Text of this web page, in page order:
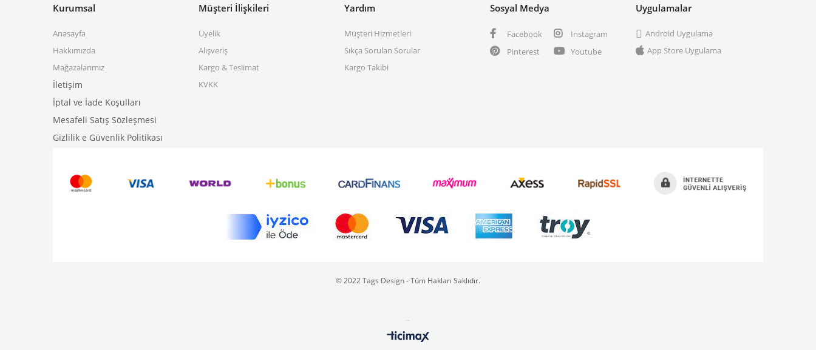
Kurumsal
Anasayfa
Hakkımızda
Mağazalarımız
İletişim
İptal ve İade Koşulları
Mesafeli Satış Sözleşmesi
Gizlilik e Güvenlik Politikası
Müşteri İlişkileri
Üyelik
Alışveriş
Kargo & Teslimat
KVKK
Yardım
Müşteri Hizmetleri
Sıkça Sorulan Sorular
Kargo Takibi
Sosyal Medya
Facebook
Instagram
Pinterest
Youtube
Uygulamalar
Android Uygulama
App Store Uygulama
© 2022 Tags Design - Tüm Hakları Saklıdır.
..